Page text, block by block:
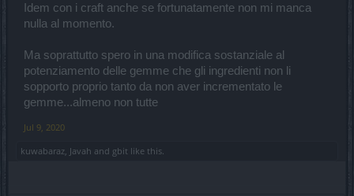
Idem con i craft anche se fortunatamente non mi manca
nulla al momento.
Ma soprattutto spero in una modifica sostanziale al
potenziamento delle gemme che gli ingredienti non li
sopporto proprio tanto da non aver incrementato le
gemme...almeno non tutte
Jul 9, 2020
kuwabaraz Javah and gbit like this.